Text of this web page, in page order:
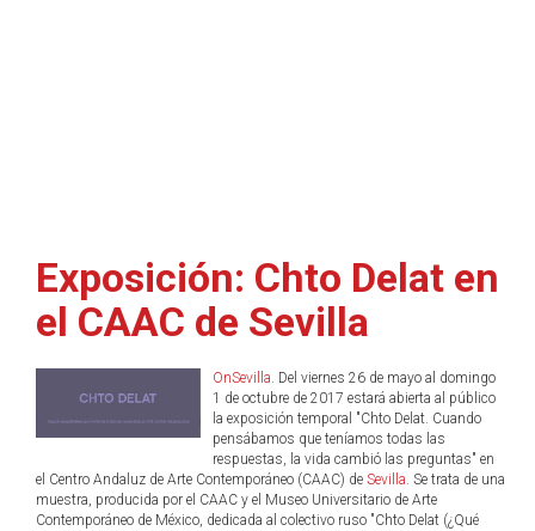
Exposición: Chto Delat en
el CAAC de Sevilla
OnSevilla. Del viernes 26 de mayo al domingo
1 de octubre de 2017 estará abierta al público
la exposición temporal "Chto Delat. Cuando
pensábamos que teníamos todas las
respuestas, la vida cambió las preguntas" en
el Centro Andaluz de Arte Contemporáneo (CAAC) de Sevilla. Se trata de una
muestra, producida por el CAAC y el Museo Universitario de Arte
Contemporáneo de México, dedicada al colectivo ruso "Chto Delat (¿Qué